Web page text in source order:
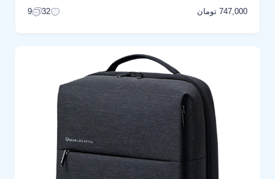
747,000 تومان 32
9